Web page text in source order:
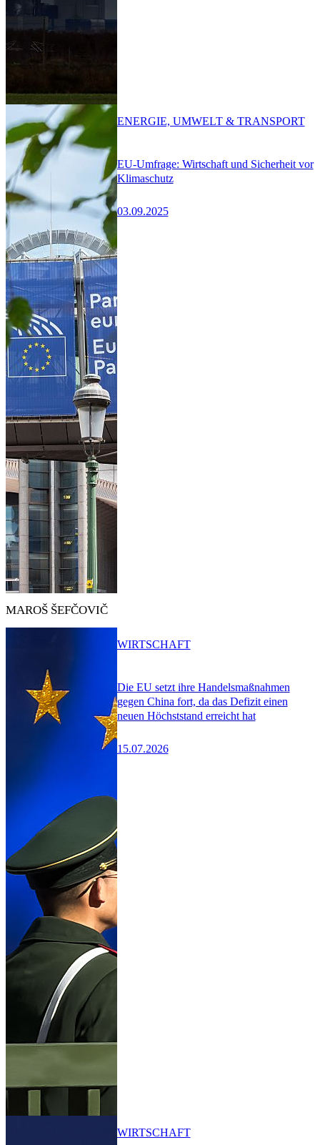
EU-Umfrage: Wirtschaft und Sicherheit vor
Klimaschutz
03.09.2025
ENERGIE, UMWELT & TRANSPORT
MAROŠ ŠEFČOVIČ
Die EU setzt ihre Handelsmaßnahmen
gegen China fort, da das Defizit einen
neuen Höchststand erreicht hat
15.07.2026
WIRTSCHAFT
WIRTSCHAFT